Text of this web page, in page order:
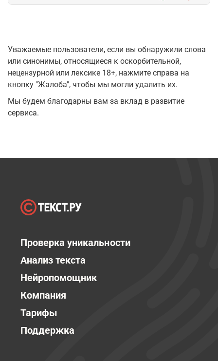
Уважаемые пользователи, если вы обнаружили слова
или синонимы, относящиеся к оскорбительной,
нецензурной или лексике 18+, нажмите справа на
кнопку "Жалоба", чтобы мы могли удалить их.
Мы будем благодарны вам за вклад в развитие
сервиса.
Проверка уникальности
Анализ текста
Нейропомощник
Компания
Тарифы
Поддержка